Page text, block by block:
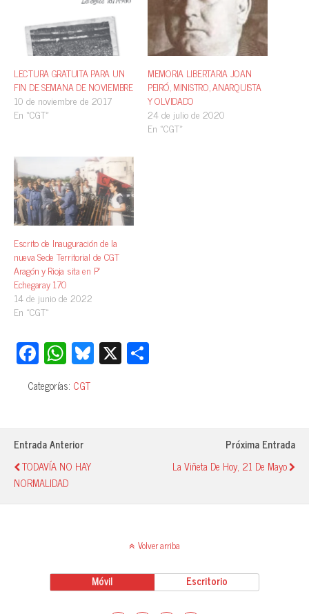
LECTURA GRATUITA PARA UN
FIN DE SEMANA DE NOVIEMBRE
10 de noviembre de 2017
En «CGT»
MEMORIA LIBERTARIA JOAN
PEIRÓ, MINISTRO, ANARQUISTA
Y OLVIDADO
24 de julio de 2020
En «CGT»
Escrito de Inauguración de la
nueva Sede Territorial de CGT
Aragón y Rioja sita en Pº
Echegaray 170
14 de junio de 2022
En «CGT»
Fa
ce
bo
ok
W
ha
ts
A
pp
Bl
ue
y
X
pa
Categorías: CGT
Entrada Anterior
TODAVÍA NO HAY
NORMALIDAD
Próxima Entrada
La Viñeta De Hoy, 21 De Mayo
Volver arriba
Móvil Escritorio